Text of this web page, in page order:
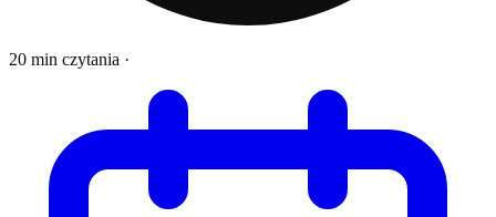
20 min czytania ·